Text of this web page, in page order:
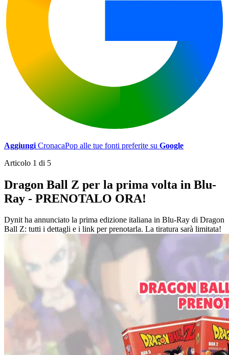
Aggiungi CronacaPop alle tue fonti preferite su Google
Articolo 1 di 5
Dragon Ball Z per la prima volta in Blu-
Ray - PRENOTALO ORA!
Dynit ha annunciato la prima edizione italiana in Blu-Ray di Dragon
Ball Z: tutti i dettagli e i link per prenotarla. La tiratura sarà limitata!